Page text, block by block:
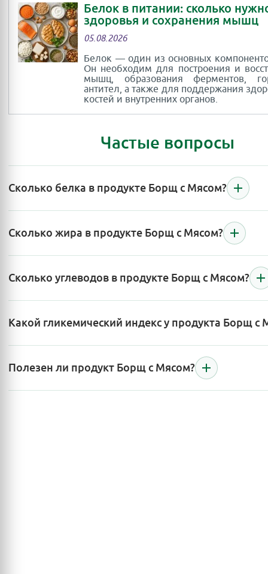
Белок в питании: сколько
здоровья и сохранения мышц
05.08.2026
Белок — один из основных
Он необходим для построения и
мышц, образования ферментов,
антител, а также для поддержания
костей и внутренних органов.
Частые вопросы
Сколько белка в продукте Борщ с Мясом?
Сколько жира в продукте Борщ с Мясом?
Сколько углеводов в продукте Борщ с Мясом?
Какой гликемический индекс у продукта Борщ с
Полезен ли продукт Борщ с Мясом?